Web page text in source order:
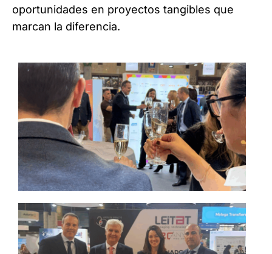
oportunidades en proyectos tangibles que
marcan la diferencia.